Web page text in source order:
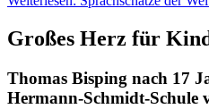
Großes Herz für
Thomas Bisping nach 17
Hermann-Schmidt-Schule